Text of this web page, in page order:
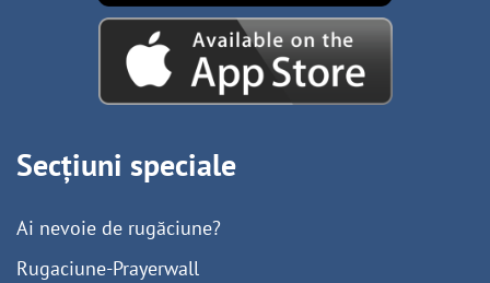
Secțiuni speciale
Ai nevoie de rugăciune?
Rugaciune-Prayerwall